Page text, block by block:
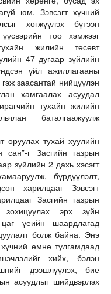
юм. Зэвсэгт хүчний
хөгжүүлэх бүтээн
тоо хэмжээг
жилийн төсөвт
47 дугаар зүйлийн
үйл ажиллагааны
заасантай нийцүүлэн
хамгаалах асуудал
тухайн жилийн
баталгаажуулж
оруулах тухай хуулийн
сан”-г Засгийн газрын
зүйлийн 2 дахь хэсэгт
бүрдүүлэлт,
харилцааг Зэвсэгт
Засгийн газрын
эрх зүйн
үеийн шаардлагад
болж байна. Энэ
өмнө тулгамдаад
хийх, бэлэн
дээшлүүлэх, бие
асуудлыг шийдвэрлэх